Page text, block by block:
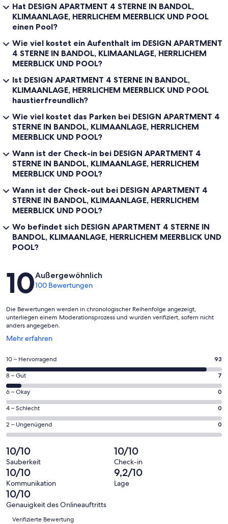
Hat DESIGN APARTMENT 4 STERNE IN BANDOL,
KLIMAANLAGE, HERRLICHEM MEERBLICK UND POOL
einen Pool?
Wie viel kostet ein Aufenthalt im DESIGN APARTMENT
4 STERNE IN BANDOL, KLIMAANLAGE, HERRLICHEM
MEERBLICK UND POOL?
Ist DESIGN APARTMENT 4 STERNE IN BANDOL,
KLIMAANLAGE, HERRLICHEM MEERBLICK UND POOL
haustierfreundlich?
Wie viel kostet das Parken bei DESIGN APARTMENT 4
STERNE IN BANDOL, KLIMAANLAGE, HERRLICHEM
MEERBLICK UND POOL?
Wann ist der Check-in bei DESIGN APARTMENT 4
STERNE IN BANDOL, KLIMAANLAGE, HERRLICHEM
MEERBLICK UND POOL?
Wann ist der Check-out bei DESIGN APARTMENT 4
STERNE IN BANDOL, KLIMAANLAGE, HERRLICHEM
MEERBLICK UND POOL?
Wo befindet sich DESIGN APARTMENT 4 STERNE IN
BANDOL, KLIMAANLAGE, HERRLICHEM MEERBLICK UND
POOL?
Bewertungen
10Außergewöhnlich
100 Bewertungen
Die Bewertungen werden in chronologischer Reihenfolge angezeigt,
unterliegen einem Moderationsprozess und wurden verifiziert, sofern nicht
anders angegeben.
Mehr erfahren
Wird
einem
neuen
Fenster
geöffnet
93
von
insgesamt
100
Gästebewertungen
haben
eine
Bewertung
von
10
-
Hervorragend
10 – Hervorragend 93
7
von
insgesamt
100
Gästebewertungen
haben
Bewertung
von
8
-
Gut
8 – Gut 7
0
von
insgesamt
100
Gästebewertungen
haben
eine
Bewertung
von
6
-
Okay
6 – Okay 0
0
von
insgesamt
Gästebewertungen
haben
eine
Bewertung
von
4
4 – Schlecht 0
0
von
insgesamt
100
Gästebewertungen
haben
eine
Bewertung
2 – Ungenügend 0
10/10
Sauberkeit
10/10
Check-in
10/10
Kommunikation
9,2/10
Lage
10/10
Genauigkeit des Onlineauftritts
Bewertungen
Verifizierte Bewertung